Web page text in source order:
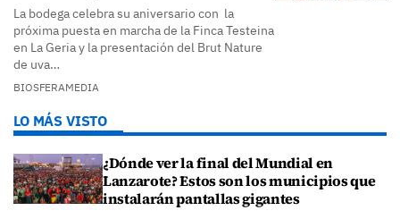
La bodega celebra su aniversario con la
próxima puesta en marcha de la Finca Testeina
en La Geria y la presentación del Brut Nature
de uva…
BIOSFERAMEDIA
LO MÁS VISTO
¿Dónde ver la final del Mundial en
Lanzarote? Estos son los municipios que
instalarán pantallas gigantes